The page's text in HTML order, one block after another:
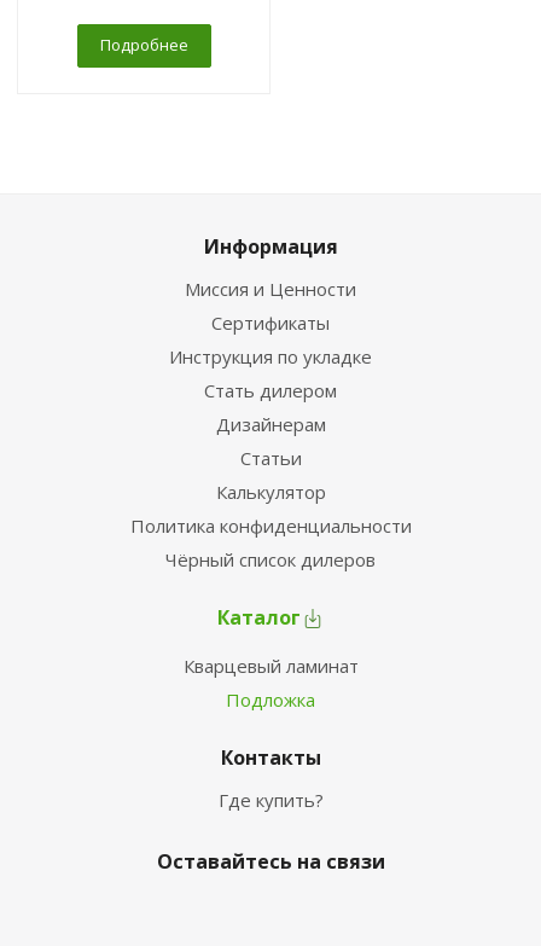
Подробнее
Информация
Миссия и Ценности
Сертификаты
Инструкция по укладке
Стать дилером
Дизайнерам
Статьи
Калькулятор
Политика конфиденциальности
Чёрный список дилеров
Каталог
Кварцевый ламинат
Подложка
Контакты
Где купить?
Оставайтесь на связи